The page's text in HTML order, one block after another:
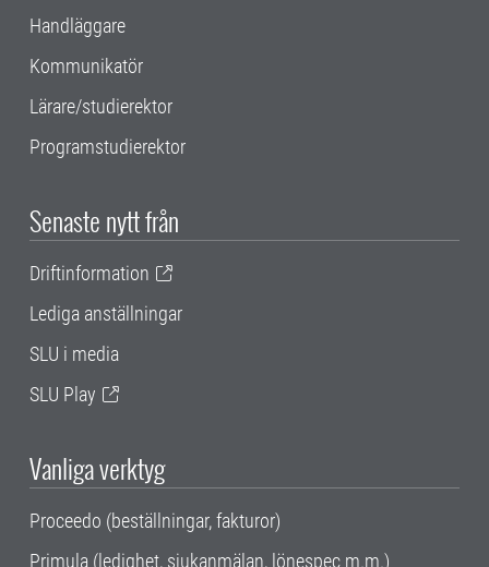
Handläggare
Kommunikatör
Lärare/studierektor
Programstudierektor
Senaste nytt från
Driftinformation
Lediga anställningar
SLU i media
SLU Play
Vanliga verktyg
Proceedo (beställningar, fakturor)
Primula (ledighet, sjukanmälan, lönespec m.m.)